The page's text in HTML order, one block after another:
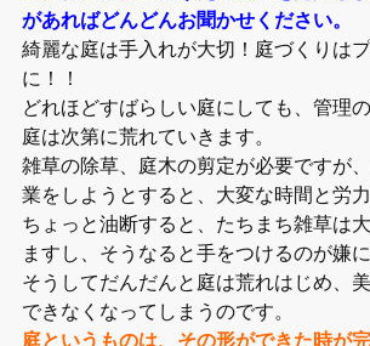
があればどんどんお聞かせください。
綺麗な庭は手入れが大切！庭づくりは
に！！
どれほどすばらしい庭にしても、管理
庭は次第に荒れていきます。
雑草の除草、庭木の剪定が必要ですが
業をしようとすると、大変な時間と労力
ちょっと油断すると、たちまち雑草は
ますし、そうなると手をつけるのが嫌
そうしてだんだんと庭は荒れはじめ、
できなくなってしまうのです。
庭というものは、その形ができた時が